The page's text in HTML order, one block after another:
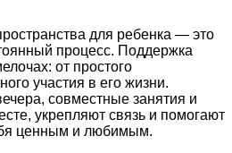
для ребенка — это
процесс. Поддержка
от простого
участия в его жизни.
совместные занятия и
укрепляют связь и помогают
ценным и любимым.